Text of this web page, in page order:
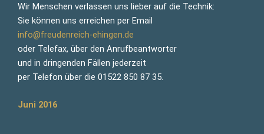
Wir Menschen verlassen uns lieber auf die Technik:
Sie können uns erreichen per Email
info@freudenreich-ehingen.de
oder Telefax, über den Anrufbeantworter
und in dringenden Fällen jederzeit
per Telefon über die 01522 850 87 35.
Juni 2016